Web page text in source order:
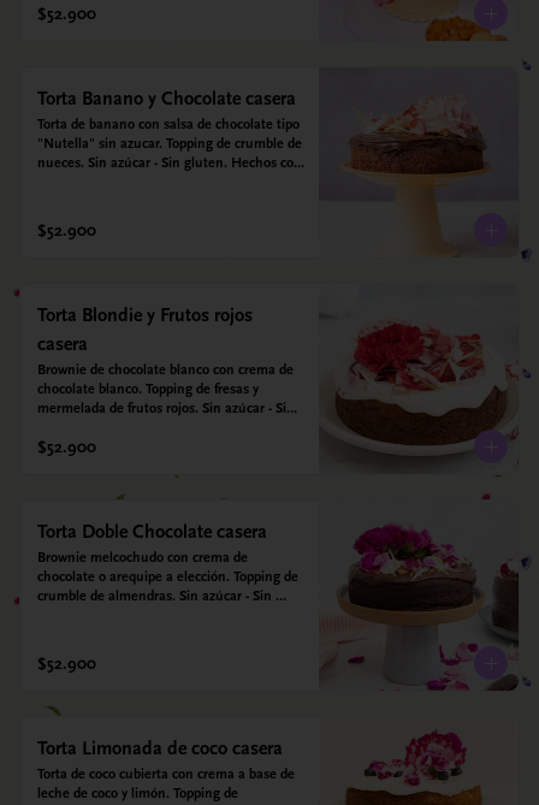
$52.900
Torta Banano y Chocolate casera
Torta de banano con salsa de chocolate tipo
"Nutella" sin azucar. Topping de crumble de
nueces. Sin azúcar - Sin gluten. Hechos con
$52.900
Torta Blondie y Frutos rojos
casera
Brownie de chocolate blanco con crema de
chocolate blanco. Topping de fresas y
mermelada de frutos rojos. Sin azúcar - Sin
harina quinoa, arroz y coco. Endulzada con
$52.900
Torta Doble Chocolate casera
Brownie melcochudo con crema de
chocolate o arequipe a elección. Topping de
crumble de almendras. Sin azúcar - Sin
Endulzada con estevia.
$52.900
Torta Limonada de coco casera
Torta de coco cubierta con crema a base de
leche de coco y limón. Topping de